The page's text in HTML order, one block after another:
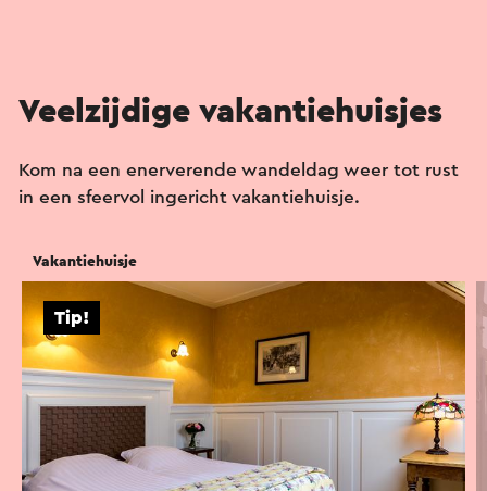
Veelzijdige vakantiehuisjes
Kom na een enerverende wandeldag weer tot rust
in een sfeervol ingericht vakantiehuisje.
Tip!
Vakantiehuisje